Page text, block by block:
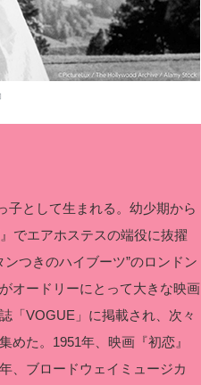
子として生まれる。幼少期から
でエアホステスの端役に抜擢
つきのハイブーツ”のロンドン
オードリーにとって大きな映画
「VOGUE」に掲載され、次々
めた。1951年、映画『初恋』
、ブロードウェイミュージカ